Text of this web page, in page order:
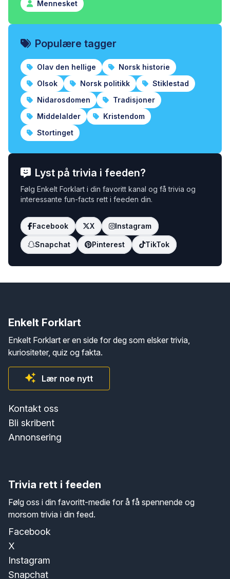
Mennesket
Populære tagger
Olav den hellige
Norsk historie
Olsok
Norsk politikk
Stiklestad
Nidarosdomen
Tradisjoner
Middelalder
Kristendom
Stortinget
Lyst på trivia i feeden?
Følg Enkelt Forklart i din favoritt kanal og få trivia og
interessante fun-facts rett i feeden din.
Facebook X Instagram
Snapchat Pinterest TikTok
Enkelt Forklart
Enkelt Forklart er en side for deg som elsker trivia,
kuriositeter, quiz og fakta.
Lær noe nytt
Kontakt oss
Bli skribent
Annonsering
Trivia rett i feeden
Følg oss i din favoritt-medie for å få spennende og
morsom trivia i din feed.
Facebook
X
Instagram
Snapchat